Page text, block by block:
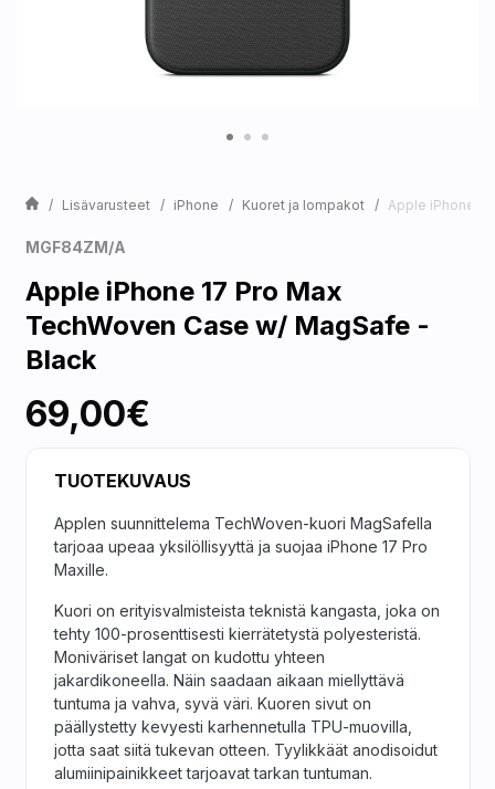
Lisävarusteet iPhone Kuoret ja lompakot Apple iPhone
MGF84ZM/A
Apple iPhone 17 Pro Max
TechWoven Case w/ MagSafe -
Black
69,00€
TUOTEKUVAUS
Applen suunnittelema TechWoven-kuori MagSafella
tarjoaa upeaa yksilöllisyyttä ja suojaa iPhone 17 Pro
Maxille.
Kuori on erityis­valmisteista teknistä kangasta, joka on
tehty 100-prosenttisesti kierrätetystä polyesteristä.
Moniväriset langat on kudottu yhteen
jakardikoneella. Näin saadaan aikaan miellyttävä
tuntuma ja vahva, syvä väri. Kuoren sivut on
päällystetty kevyesti karhennetulla TPU-muovilla,
jotta saat siitä tukevan otteen. Tyylikkäät anodisoidut
alumiini­painikkeet tarjoavat tarkan tuntuman.